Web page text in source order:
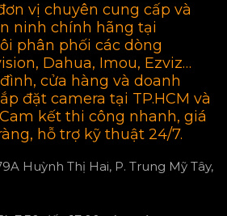
vị chuyên cung cấp và
ninh chính hãng tại
phân phối các dòng
Dahua, Imou, Ezviz…
cửa hàng và doanh
đặt camera tại TP.HCM và
kết thi công nhanh, giá
hỗ trợ kỹ thuật 24/7.
Huỳnh Thị Hai, P. Trung Mỹ Tây,